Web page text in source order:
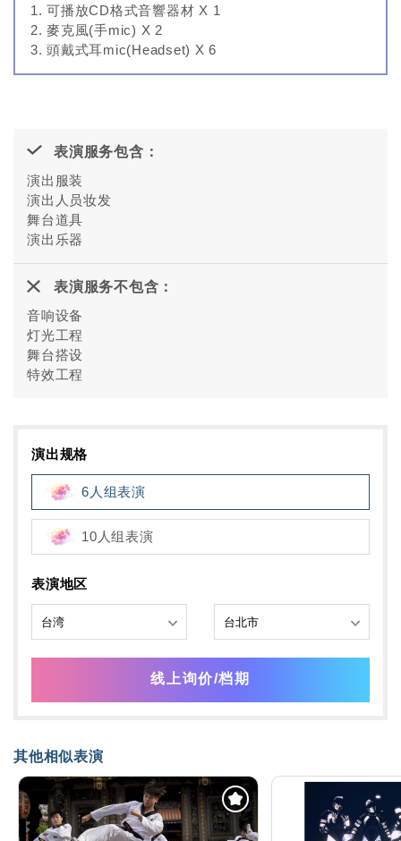
可播放CD格式音響器材 X 1
麥克風(手mic) X 2
頭戴式耳mic(Headset) X 6
表演服务包含：
演出服装
演出人员妆发
舞台道具
演出乐器
表演服务不包含：
音响设备
灯光工程
舞台搭设
特效工程
演出规格
6人组表演
10人组表演
表演地区
线上询价/档期
其他相似表演